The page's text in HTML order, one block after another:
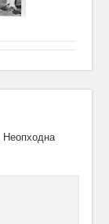
Неопходна